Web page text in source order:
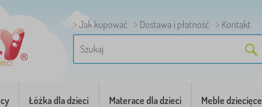
Jak kupować Dostawa i płatność Kontakt
Łóżka dla dzieci Materace dla dzieci Meble dziecięce